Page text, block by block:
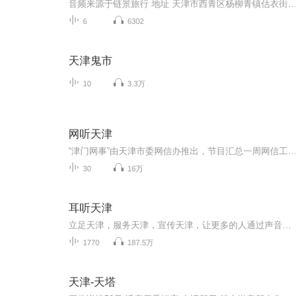
6 6302
天津鬼市
10 3.3万
网听天津
30 16万
耳听天津
1770 187.5万
天津-天塔